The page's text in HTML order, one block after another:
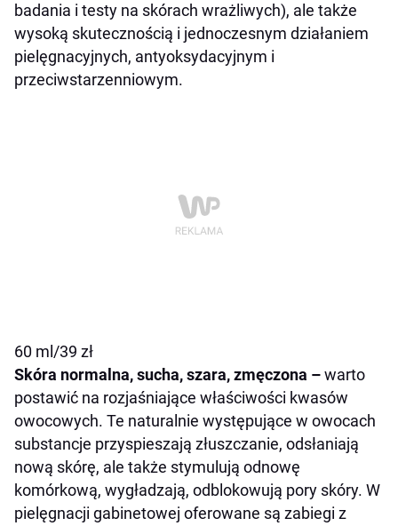
badania i testy na skórach wrażliwych), ale także
wysoką skutecznością i jednoczesnym działaniem
pielęgnacyjnych, antyoksydacyjnym i
przeciwstarzenniowym.
60 ml/39 zł
Skóra normalna, sucha, szara, zmęczona –warto
postawić na rozjaśniające właściwości kwasów
owocowych. Te naturalnie występujące w owocach
substancje przyspieszają złuszczanie, odsłaniają
nową skórę, ale także stymulują odnowę
komórkową, wygładzają, odblokowują pory skóry. W
pielęgnacji gabinetowej oferowane są zabiegi z